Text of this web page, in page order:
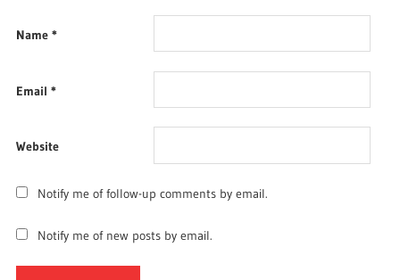
Name *
Email *
Website
Notify me of follow-up comments by email.
Notify me of new posts by email.